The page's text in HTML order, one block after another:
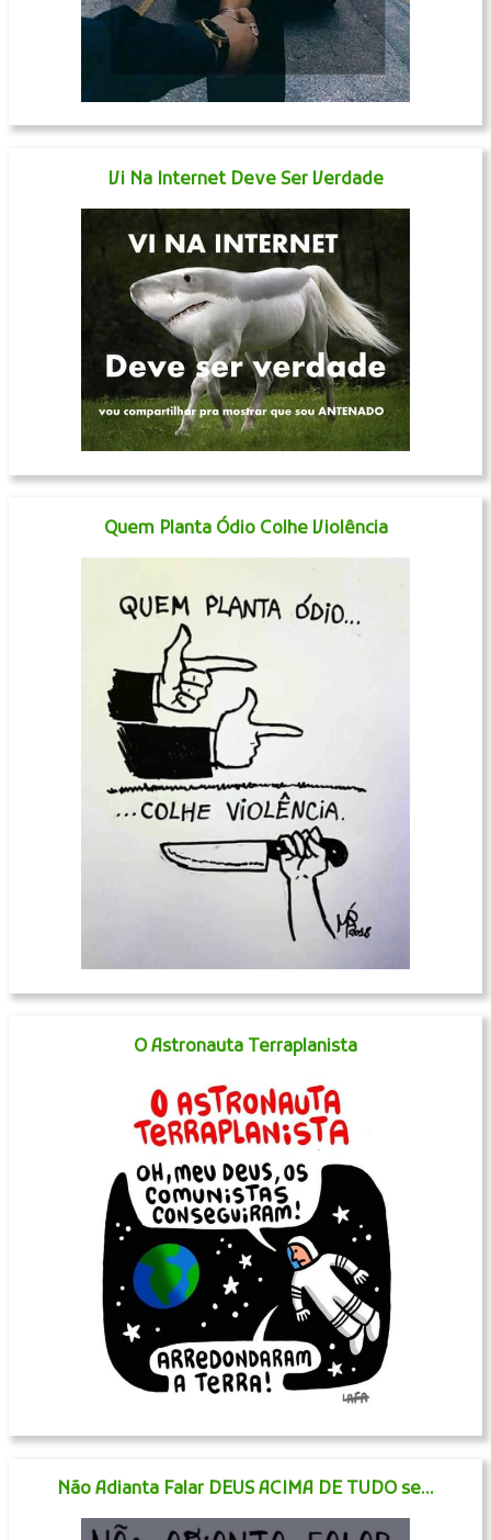
Vi Na Internet Deve Ser Verdade
Quem Planta Ódio Colhe Violência
O Astronauta Terraplanista
Não Adianta Falar DEUS ACIMA DE TUDO se...